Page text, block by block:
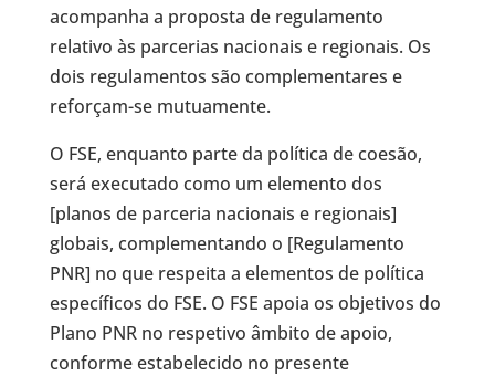
acompanha a proposta de regulamento
relativo às parcerias nacionais e regionais. Os
dois regulamentos são complementares e
reforçam-se mutuamente.
O FSE, enquanto parte da política de coesão,
será executado como um elemento dos
[planos de parceria nacionais e regionais]
globais, complementando o [Regulamento
PNR] no que respeita a elementos de política
específicos do FSE. O FSE apoia os objetivos do
Plano PNR no respetivo âmbito de apoio,
conforme estabelecido no presente